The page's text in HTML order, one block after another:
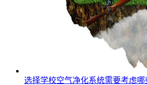
选择学校空气净化系统需要考虑哪